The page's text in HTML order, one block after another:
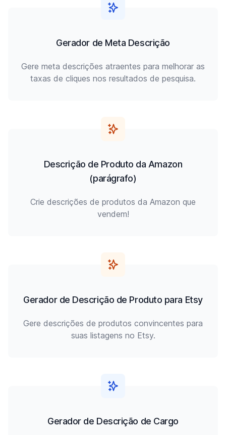
Gerador de Meta Descrição
Gere meta descrições atraentes para melhorar as
taxas de cliques nos resultados de pesquisa.
Descrição de Produto da Amazon
(parágrafo)
Crie descrições de produtos da Amazon que
vendem!
Gerador de Descrição de Produto para Etsy
Gere descrições de produtos convincentes para
suas listagens no Etsy.
Gerador de Descrição de Cargo